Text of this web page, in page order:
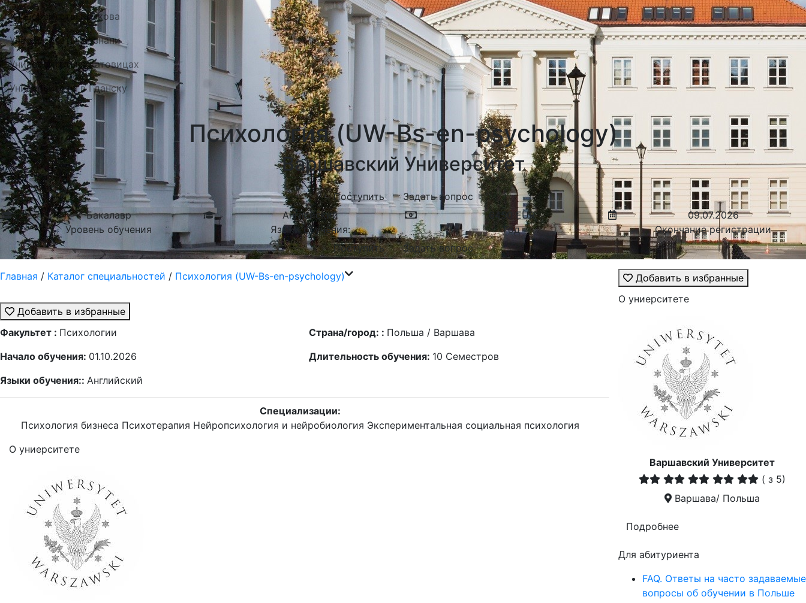
Университеты Кракова
Университеты Познани
Университеты в Катовицах
Университеты в Гданску
Психология (UW-Bs-en-psychology)
Варшавский Университет
Поступить
Задать вопрос
Бакалавр
Уровень обучения
Английский
Языки обучения:
6450
EUR
Год
09.07.2026
Окончание регистрации
Поступить
Задать вопрос
Главная / Каталог специальностей / Психология (UW-Bs-en-psychology)
Добавить в избранные
Факультет : Психологии Страна/город: : Польша / Варшава
Начало обучения: 01.10.2026 Длительность обучения: 10 Семестров
Языки обучения:: Английский
Специализации:
Психология бизнеса Психотерапия Нейропсихология и нейробиология Экспериментальная социальная психология
О униерситете
Добавить в избранные
О униерситете
Варшавский Университет
( з 5)
Варшава/ Польша
Подробнее
Для абитуриента
FAQ. Ответы на часто задаваемые
вопросы об обучении в Польше